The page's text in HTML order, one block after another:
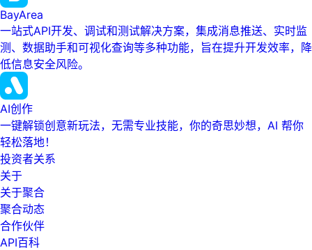
BayArea
一站式API开发、调试和测试解决方案，集成消息推送、实时监
测、数据助手和可视化查询等多种功能，旨在提升开发效率，降
低信息安全风险。
AI创作
一键解锁创意新玩法，无需专业技能，你的奇思妙想，AI 帮你
轻松落地！
投资者关系
关于
关于聚合
聚合动态
合作伙伴
API百科